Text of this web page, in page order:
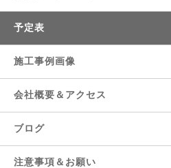
予定表
施工事例画像
会社概要＆アクセス
ブログ
注意事項＆お願い